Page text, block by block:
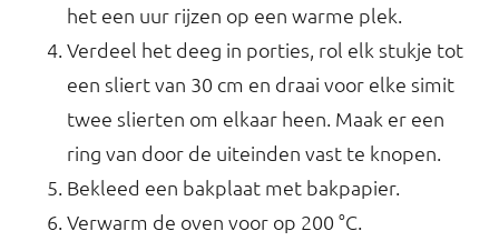
het een uur rijzen op een warme plek.
Verdeel het deeg in porties, rol elk stukje tot
een sliert van 30 cm en draai voor elke simit
twee slierten om elkaar heen. Maak er een
ring van door de uiteinden vast te knopen.
Bekleed een bakplaat met bakpapier.
Verwarm de oven voor op 200 °C.